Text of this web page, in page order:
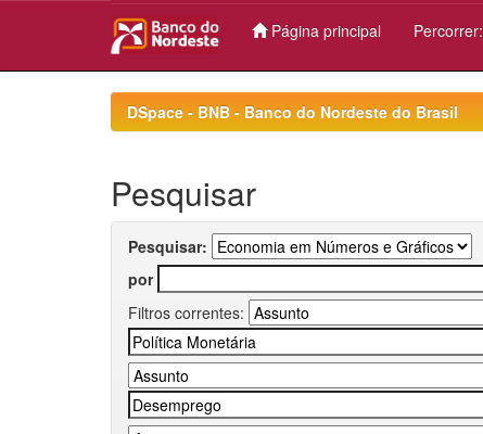
Página principal Percorrer:
DSpace - BNB - Banco do Nordeste do Brasil
Pesquisar
Pesquisar:
por
Filtros correntes: